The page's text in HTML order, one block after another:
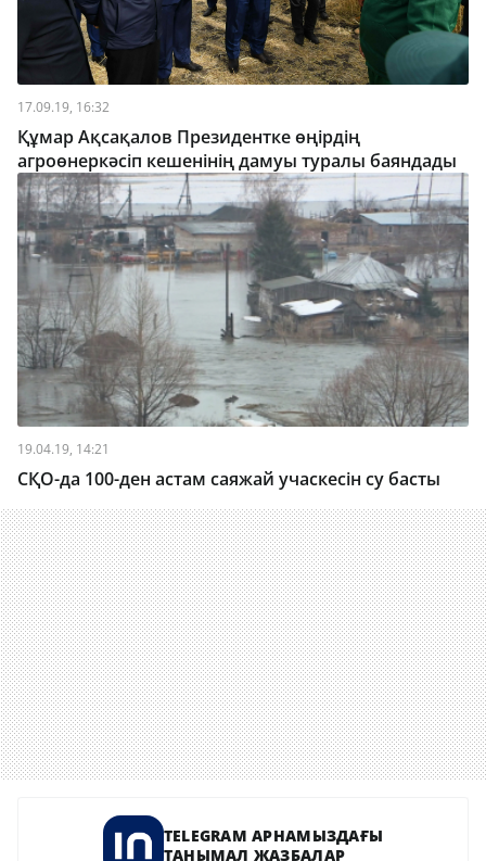
17.09.19, 16:32
Құмар Ақсақалов Президентке өңірдің
агроөнеркәсіп кешенінің дамуы туралы баяндады
19.04.19, 14:21
СҚО-да 100-ден астам саяжай учаскесін су басты